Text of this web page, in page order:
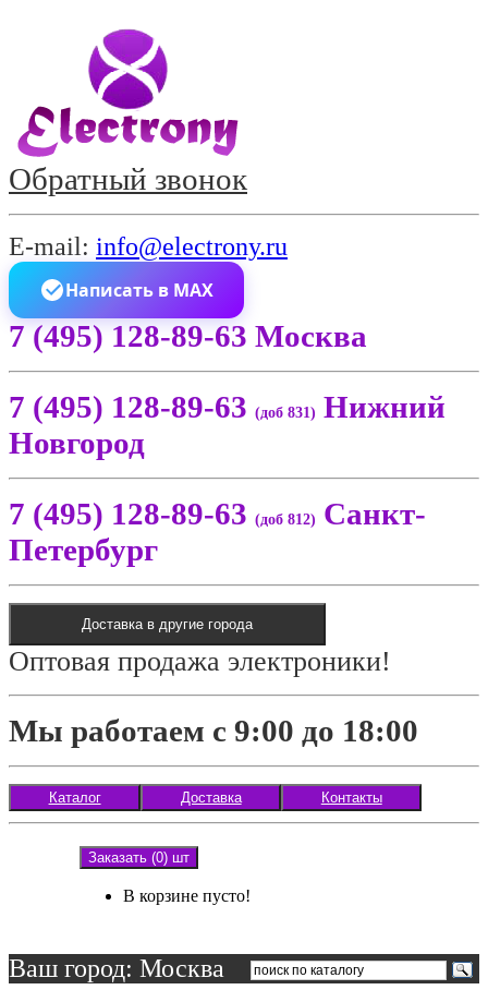
Обратный звонок
E-mail: info@electrony.ru
Написать в MAX
7 (495) 128-89-63 Москва
7 (495) 128-89-63 (доб 831) Нижний
Новгород
7 (495) 128-89-63 (доб 812) Санкт-
Петербург
Доставка в другие города
Оптовая продажа электроники!
Мы работаем с 9:00 до 18:00
Каталог Доставка Контакты
Заказать (0) шт
В корзине пусто!
Ваш город: Москва